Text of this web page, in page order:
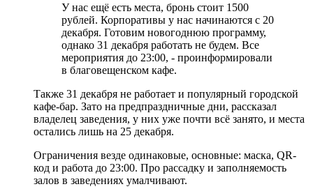
У нас ещё есть места, бронь стоит 1500
рублей. Корпоративы у нас начинаются с 20
декабря. Готовим новогоднюю программу,
однако 31 декабря работать не будем. Все
мероприятия до 23:00, - проинформировали
в благовещенском кафе.
Также 31 декабря не работает и популярный городской
кафе-бар. Зато на предпраздничные дни, рассказал
владелец заведения, у них уже почти всё занято, и места
остались лишь на 25 декабря.
Ограничения везде одинаковые, основные: маска, QR-
код и работа до 23:00. Про рассадку и заполняемость
залов в заведениях умалчивают.